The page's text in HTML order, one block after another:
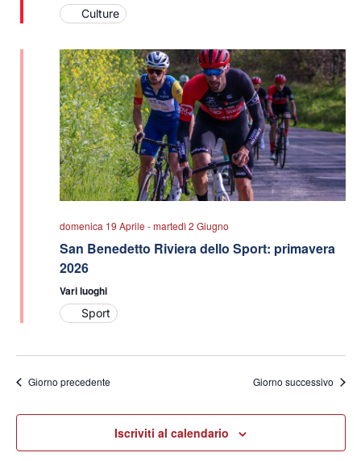
Culture
domenica 19 Aprile -martedì 2 Giugno
San Benedetto Riviera dello Sport: primavera
2026
Vari luoghi
Sport
Giorno precedente Giorno successivo
Iscriviti al calendario